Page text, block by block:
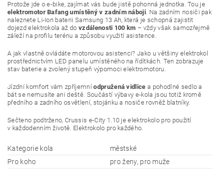
Protože jde o e-bike, zajímat vás bude jistě pohonná jednotka. Tou je
elektromotor Bafang umístěný v zadním náboji. Na zadním nosiči pak
naleznete Li-Ion baterii Samsung 13 Ah, která je schopná zajistit
dojezd elektrokola až dovzdálenosti 100 km – vždy však samozřejmě
záleží na profilu terénu a způsobu využití asistence.
A jak vlastně ovládáte motorovou asistenci? Jako u většiny elektrokol
prostřednictvím LED panelu umístěného na řídítkách. Ten zobrazuje
stav baterie a zvolený stupeň výpomoci elektromotoru.
Jízdní komfort vám zpříjemníodpružená vidlice a pohodlné sedlo a
bát se nemusíte ani deště. Součástí výbavy e-kola jsou totiž kromě
předního a zadního osvětlení, stojánku a nosiče rovněž blatníky.
Sečteno podtrženo, Crussis e-City 1.10 je elektrokolo pro použití
v každodenním životě. Elektrokolo pro každého.
Kategorie kola
městské
Pro koho
pro ženy, pro muže